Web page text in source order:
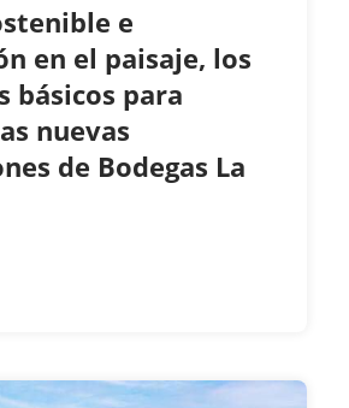
e
en el paisaje, los
básicos para
nuevas
de Bodegas La